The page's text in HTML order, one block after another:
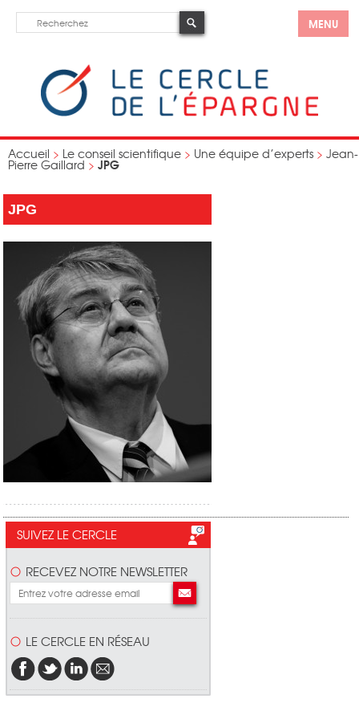
MENU
Accueil > Le conseil scientifique > Une équipe d’experts > Jean-
Pierre Gaillard > JPG
JPG
SUIVEZ LE CERCLE
RECEVEZ NOTRE NEWSLETTER
LE CERCLE EN RÉSEAU